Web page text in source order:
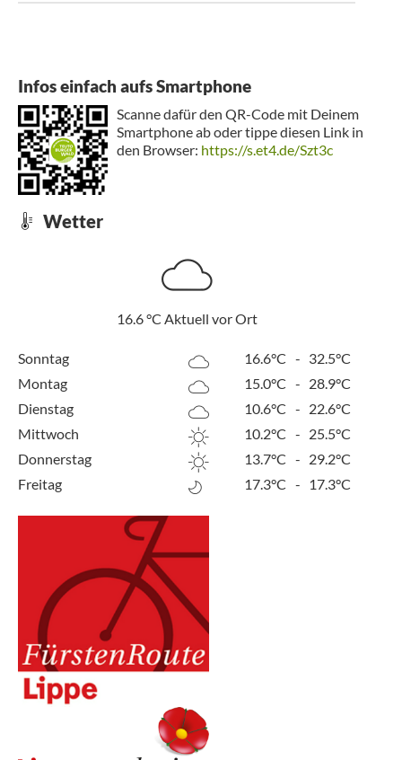
Infos einfach aufs Smartphone
Scanne dafür den QR-Code mit Deinem
Smartphone ab oder tippe diesen Link in
den Browser: https://s.et4.de/Szt3c
Wetter
16.6°C Aktuell vor Ort
Sonntag 16.6°C - 32.5°C
Montag
15.0°C - 28.9°C
Dienstag
10.6°C - 22.6°C
Mittwoch
10.2°C - 25.5°C
Donnerstag
13.7°C - 29.2°C
Freitag
17.3°C - 17.3°C